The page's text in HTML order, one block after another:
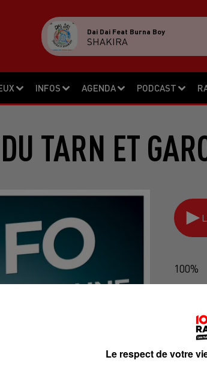
INFOS AGENDA PODCAST
Dai Dai Feat Burna Boy
SHAKIRA
TARN ET
100%
Le respect de votre